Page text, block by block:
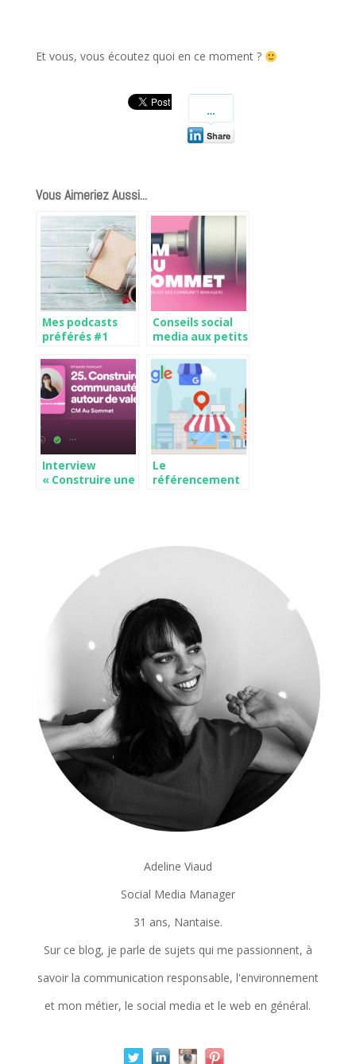
Et vous, vous écoutez quoi en ce moment ?
Vous Aimeriez Aussi...
Mes podcasts
préférés #1
Conseils social
media aux petits
touchés par le
confinement
Interview
« Construire une
dans le podcast
CM au Sommet
Le
référencement
Adeline Viaud
Social Media Manager
31 ans, Nantaise.
Sur ce blog, je parle de sujets qui me passionnent, à
savoir la communication responsable, l'environnement
et mon métier, le social media et le web en général.